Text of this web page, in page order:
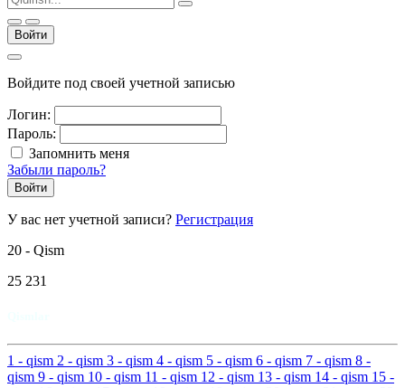
Войти
Войдите под своей учетной записью
Логин:
Пароль:
Запомнить меня
Забыли пароль?
Войти
У вас нет учетной записи? Регистрация
20 - Qism
25 231
1 - qism 2 - qism 3 - qism 4 - qism 5 - qism 6 - qism 7 - qism 8 -
qism 9 - qism 10 - qism 11 - qism 12 - qism 13 - qism 14 - qism 15 -